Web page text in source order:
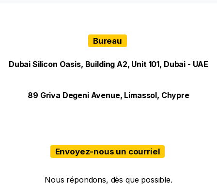
Bureau
Dubai Silicon Oasis, Building A2, Unit 101, Dubai - UAE
89 Griva Degeni Avenue, Limassol, Chypre
Envoyez-nous un courriel
Nous répondons, dès que possible.